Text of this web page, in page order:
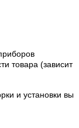
товара (зависит
и установки вы